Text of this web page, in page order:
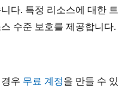
다. 특정 리소스에 대한 트
수준 보호를 제공합니다.
우 무료 계정을 만들 수 있